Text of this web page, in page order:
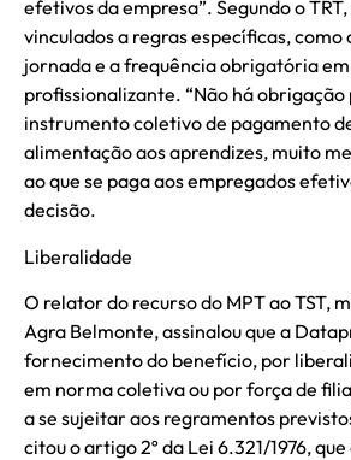
efetivos da empresa”. Segundo o
vinculados a regras específicas, como
jornada e a frequência obrigatória
profissionalizante. “Não há obrigação
instrumento coletivo de pagamento
alimentação aos aprendizes, muito
ao que se paga aos empregados
decisão.
Liberalidade
O relator do recurso do MPT ao TST,
Agra Belmonte, assinalou que a
fornecimento do benefício, por
em norma coletiva ou por força de
a se sujeitar aos regramentos
citou o artigo 2º da Lei 6.321/1976,